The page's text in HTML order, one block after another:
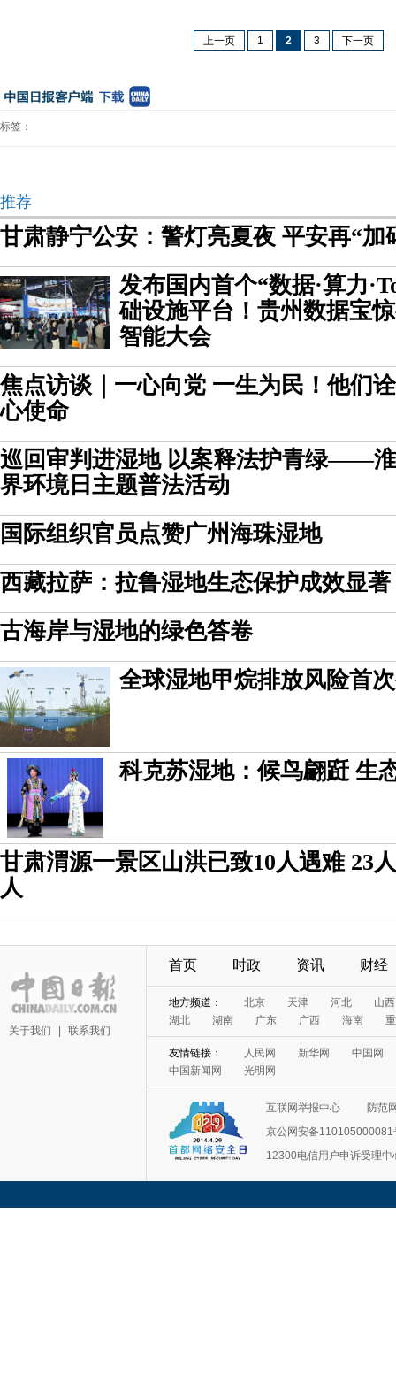
上一页 1 2 3 下一页
标签：
推荐
甘肃静宁公安：警灯亮夏夜 平安再“加
发布国内首个“数据·算力
础设施平台！贵州数据宝
智能大会
焦点访谈｜一心向党 一生为民！他们
心使命
巡回审判进湿地 以案释法护青绿——
界环境日主题普法活动
国际组织官员点赞广州海珠湿地
西藏拉萨：拉鲁湿地生态保护成效显著
古海岸与湿地的绿色答卷
全球湿地甲烷排放风险首
科克苏湿地：候鸟翩跹 生
甘肃渭源一景区山洪已致10人遇难 23
人
关于我们 联系我们
首页 时政 资讯 财经
地方频道： 北京 天津 河北
山西
湖北
湖南 广东 广西 海南
友情链接： 人民网 新华网
中国网
中国新闻网
光明网
互联网举报中心
防范
京公网安备110105000081
12300电信用户申诉受理中